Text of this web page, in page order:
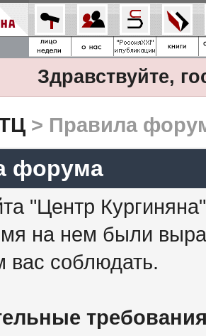
Здравствуйте,
> Правила
форума
"Центр
на нем были
вас соблюдать.